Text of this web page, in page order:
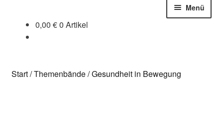
Menü
Publikationen
0,00 €0 Artikel
Start/Themenbände/Gesundheit in Bewegung